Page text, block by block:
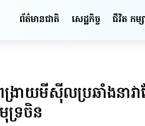
ព័ត៌មានជាតិ សេដ្ឋកិច្ច ជីវិត កម្ស
រាយមីស៊ីលប្រឆាំងនាវ
ទ្រចិន